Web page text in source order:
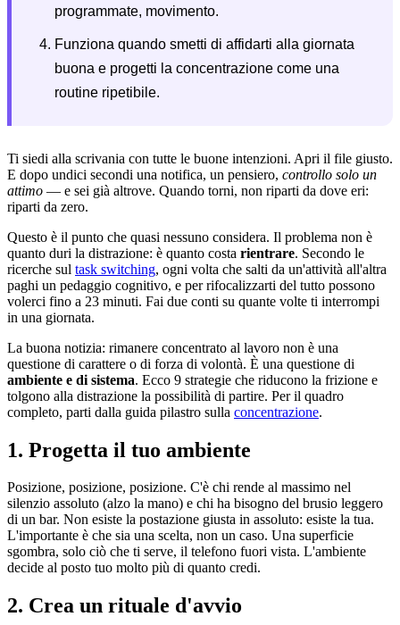
programmate, movimento.
Funziona quando smetti di affidarti alla giornata
buona e progetti la concentrazione come una
routine ripetibile.
Ti siedi alla scrivania con tutte le buone intenzioni. Apri il file giusto.
E dopo undici secondi una notifica, un pensiero, controllo solo un
attimo — e sei già altrove. Quando torni, non riparti da dove eri:
riparti da zero.
Questo è il punto che quasi nessuno considera. Il problema non è
quanto duri la distrazione: è quanto costa rientrare. Secondo le
ricerche sul task switching, ogni volta che salti da un'attività all'altra
paghi un pedaggio cognitivo, e per rifocalizzarti del tutto possono
volerci fino a 23 minuti. Fai due conti su quante volte ti interrompi
in una giornata.
La buona notizia: rimanere concentrato al lavoro non è una
questione di carattere o di forza di volontà. È una questione di
ambiente e di sistema. Ecco 9 strategie che riducono la frizione e
tolgono alla distrazione la possibilità di partire. Per il quadro
completo, parti dalla guida pilastro sulla concentrazione.
1. Progetta il tuo ambiente
Posizione, posizione, posizione. C'è chi rende al massimo nel
silenzio assoluto (alzo la mano) e chi ha bisogno del brusio leggero
di un bar. Non esiste la postazione giusta in assoluto: esiste la tua.
L'importante è che sia una scelta, non un caso. Una superficie
sgombra, solo ciò che ti serve, il telefono fuori vista. L'ambiente
decide al posto tuo molto più di quanto credi.
2. Crea un rituale d'avvio